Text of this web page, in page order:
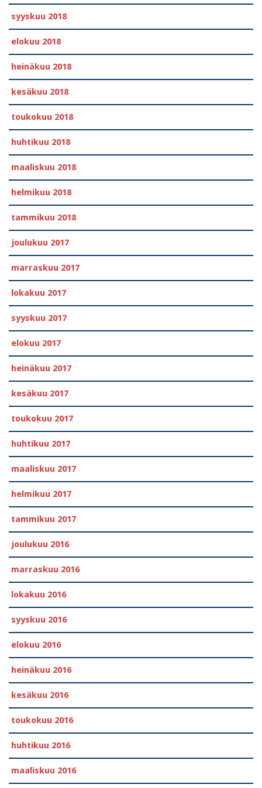
syyskuu 2018
elokuu 2018
heinäkuu 2018
kesäkuu 2018
toukokuu 2018
huhtikuu 2018
maaliskuu 2018
helmikuu 2018
tammikuu 2018
joulukuu 2017
marraskuu 2017
lokakuu 2017
syyskuu 2017
elokuu 2017
heinäkuu 2017
kesäkuu 2017
toukokuu 2017
huhtikuu 2017
maaliskuu 2017
helmikuu 2017
tammikuu 2017
joulukuu 2016
marraskuu 2016
lokakuu 2016
syyskuu 2016
elokuu 2016
heinäkuu 2016
kesäkuu 2016
toukokuu 2016
huhtikuu 2016
maaliskuu 2016